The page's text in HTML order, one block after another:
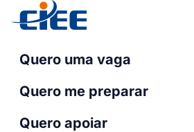
Quero uma vaga
Quero me preparar
Quero apoiar